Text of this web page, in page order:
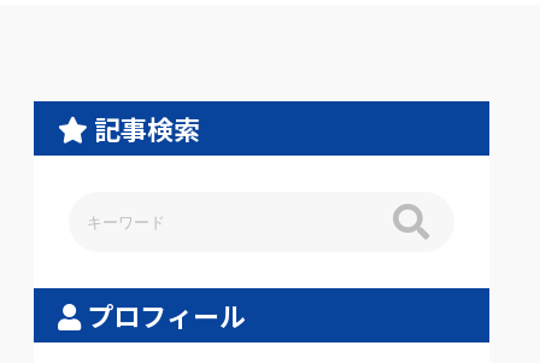
記事検索
プロフィール